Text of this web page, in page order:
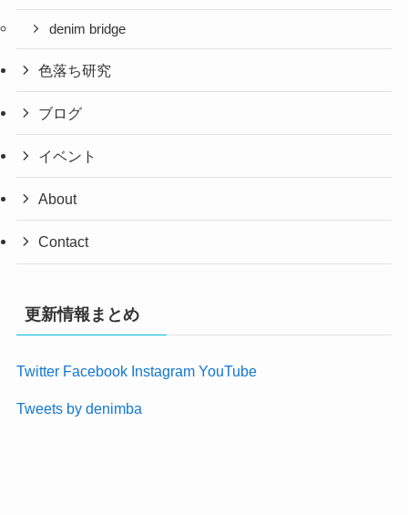
denim bridge
色落ち研究
ブログ
イベント
About
Contact
更新情報まとめ
Twitter Facebook Instagram YouTube
Tweets by denimba